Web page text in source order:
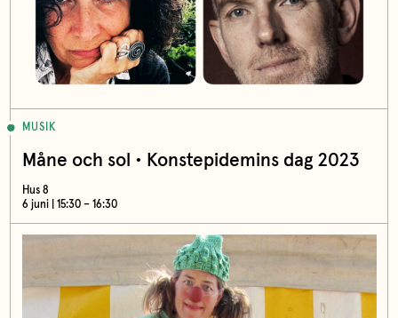
MUSIK
Måne och sol • Konstepidemins dag 2023
Hus 8
6 juni | 15:30 – 16:30